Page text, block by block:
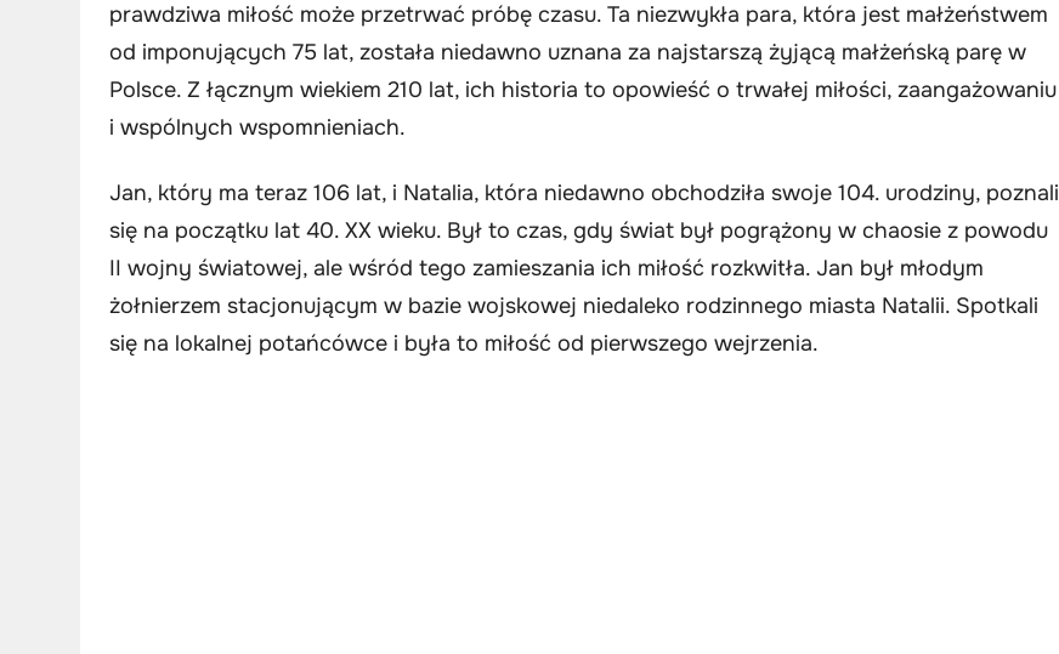
prawdziwa miłość może przetrwać próbę czasu. Ta niezwykła para, która jest małżeństwem
od imponujących 75 lat, została niedawno uznana za najstarszą żyjącą małżeńską parę w
Polsce. Z łącznym wiekiem 210 lat, ich historia to opowieść o trwałej miłości, zaangażowaniu
i wspólnych wspomnieniach.
Jan, który ma teraz 106 lat, i Natalia, która niedawno obchodziła swoje 104. urodziny, poznali
się na początku lat 40. XX wieku. Był to czas, gdy świat był pogrążony w chaosie z powodu
II wojny światowej, ale wśród tego zamieszania ich miłość rozkwitła. Jan był młodym
żołnierzem stacjonującym w bazie wojskowej niedaleko rodzinnego miasta Natalii. Spotkali
się na lokalnej potańcówce i była to miłość od pierwszego wejrzenia.